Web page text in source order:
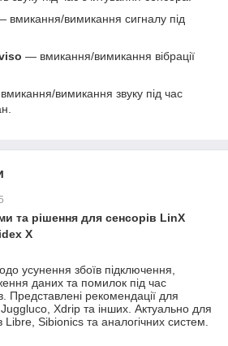
вмикання/вимикання сигналу під
— вмикання/вимикання вібрації
вимикання звуку під час
та рішення для сенсорів LinX
X
усунення збоїв підключення,
даних та помилок під час
Представлені рекомендації для
Juggluco, Xdrip та інших. Актуально для
Libre, Sibionics та аналогічних систем.